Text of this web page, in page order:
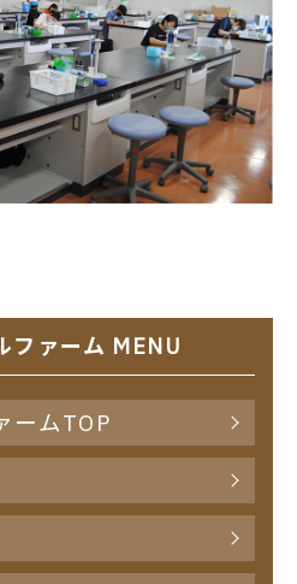
ファーム MENU
ームTOP